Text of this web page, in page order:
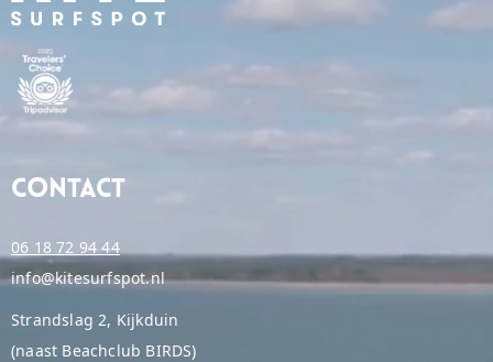
Contact
06 18 72 94 44
info@kitesurfspot.nl
Strandslag 2, Kijkduin
(naast Beachclub BIRDS)